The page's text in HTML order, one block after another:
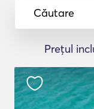
Căutare
Prețul